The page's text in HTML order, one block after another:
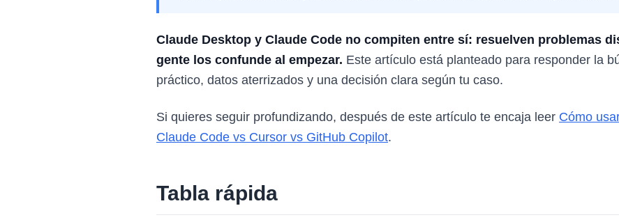
Claude Desktop y Claude Code no compiten entre sí: resuelven problemas
gente los confunde al empezar. Este artículo está planteado para responder la
práctico, datos aterrizados y una decisión clara según tu caso.
Si quieres seguir profundizando, después de este artículo te encaja leer Cómo
Claude Code vs Cursor vs GitHub Copilot.
Tabla rápida